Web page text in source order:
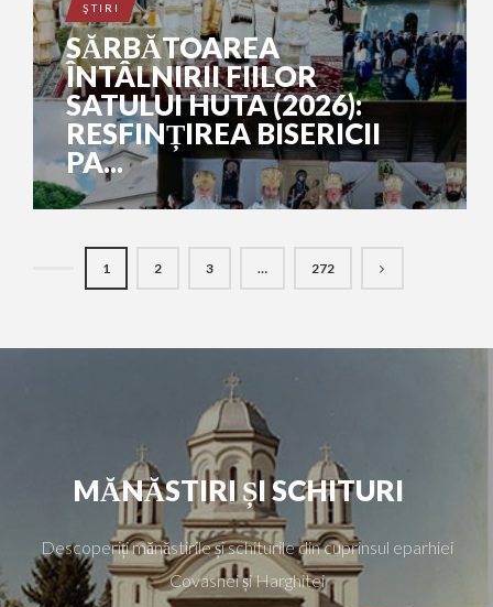
ŞTIRI
SĂRBĂTOAREA
ÎNTÂLNIRII FIILOR
SATULUI HUTA (2026):
RESFINȚIREA BISERICII
PA...
1 2 3 … 272
MĂNĂSTIRI ȘI SCHITURI
Descoperiți mănăstirile și schiturile din cuprinsul eparhiei
Covasnei și Harghitei